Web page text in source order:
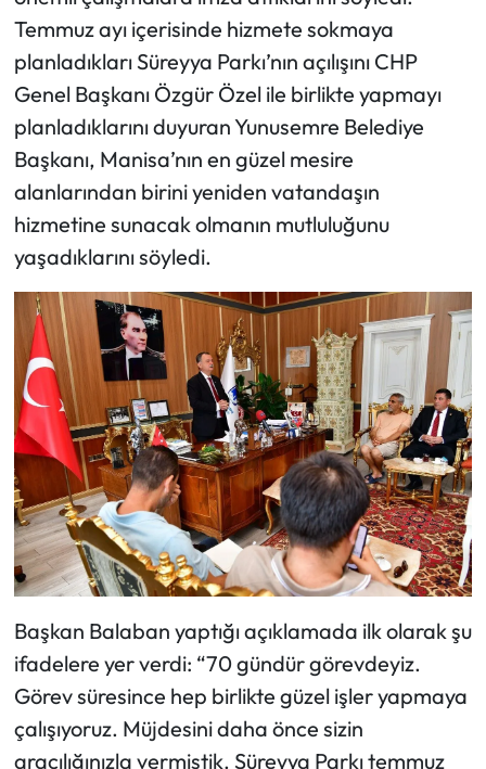
Temmuz ayı içerisinde hizmete sokmaya
planladıkları Süreyya Parkı’nın açılışını CHP
Genel Başkanı Özgür Özel ile birlikte yapmayı
planladıklarını duyuran Yunusemre Belediye
Başkanı, Manisa’nın en güzel mesire
alanlarından birini yeniden vatandaşın
hizmetine sunacak olmanın mutluluğunu
yaşadıklarını söyledi.
Başkan Balaban yaptığı açıklamada ilk olarak şu
ifadelere yer verdi: “70 gündür görevdeyiz.
Görev süresince hep birlikte güzel işler yapmaya
çalışıyoruz. Müjdesini daha önce sizin
aracılığınızla vermiştik. Süreyya Parkı temmuz